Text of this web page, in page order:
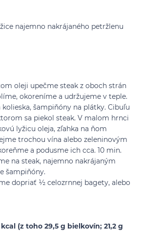
najemno nakrájaného petržlenu
oleji upečme steak z oboch strán
okoreníme a udržujeme v teple.
šampiňóny na plátky. Cibuľu
sa piekol steak. V malom hrnci
lyžicu oleja, zľahka na ňom
trochou vína alebo zeleninovým
a podusme ich cca. 10 min.
na steak, najemno nakrájaným
šampiňóny.
dopriať ½ celozrnnej bagety, alebo
(z toho 29,5 g bielkovín; 21,2 g